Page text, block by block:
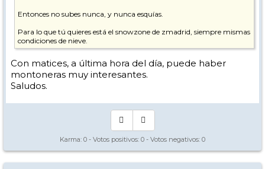
Entonces no subes nunca, y nunca esquías.
Para lo que tú quieres está el snowzone de zmadrid, siempre mismas
condiciones de nieve.
Con matices, a última hora del día, puede haber
montoneras muy interesantes.
Saludos.
Karma: 0 - Votos positivos: 0 - Votos negativos: 0